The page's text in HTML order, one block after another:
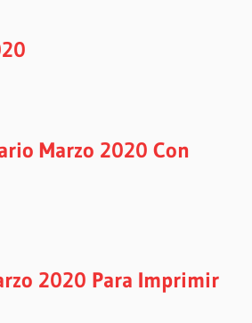
Marzo 2020 Con
2020 Para Imprimir